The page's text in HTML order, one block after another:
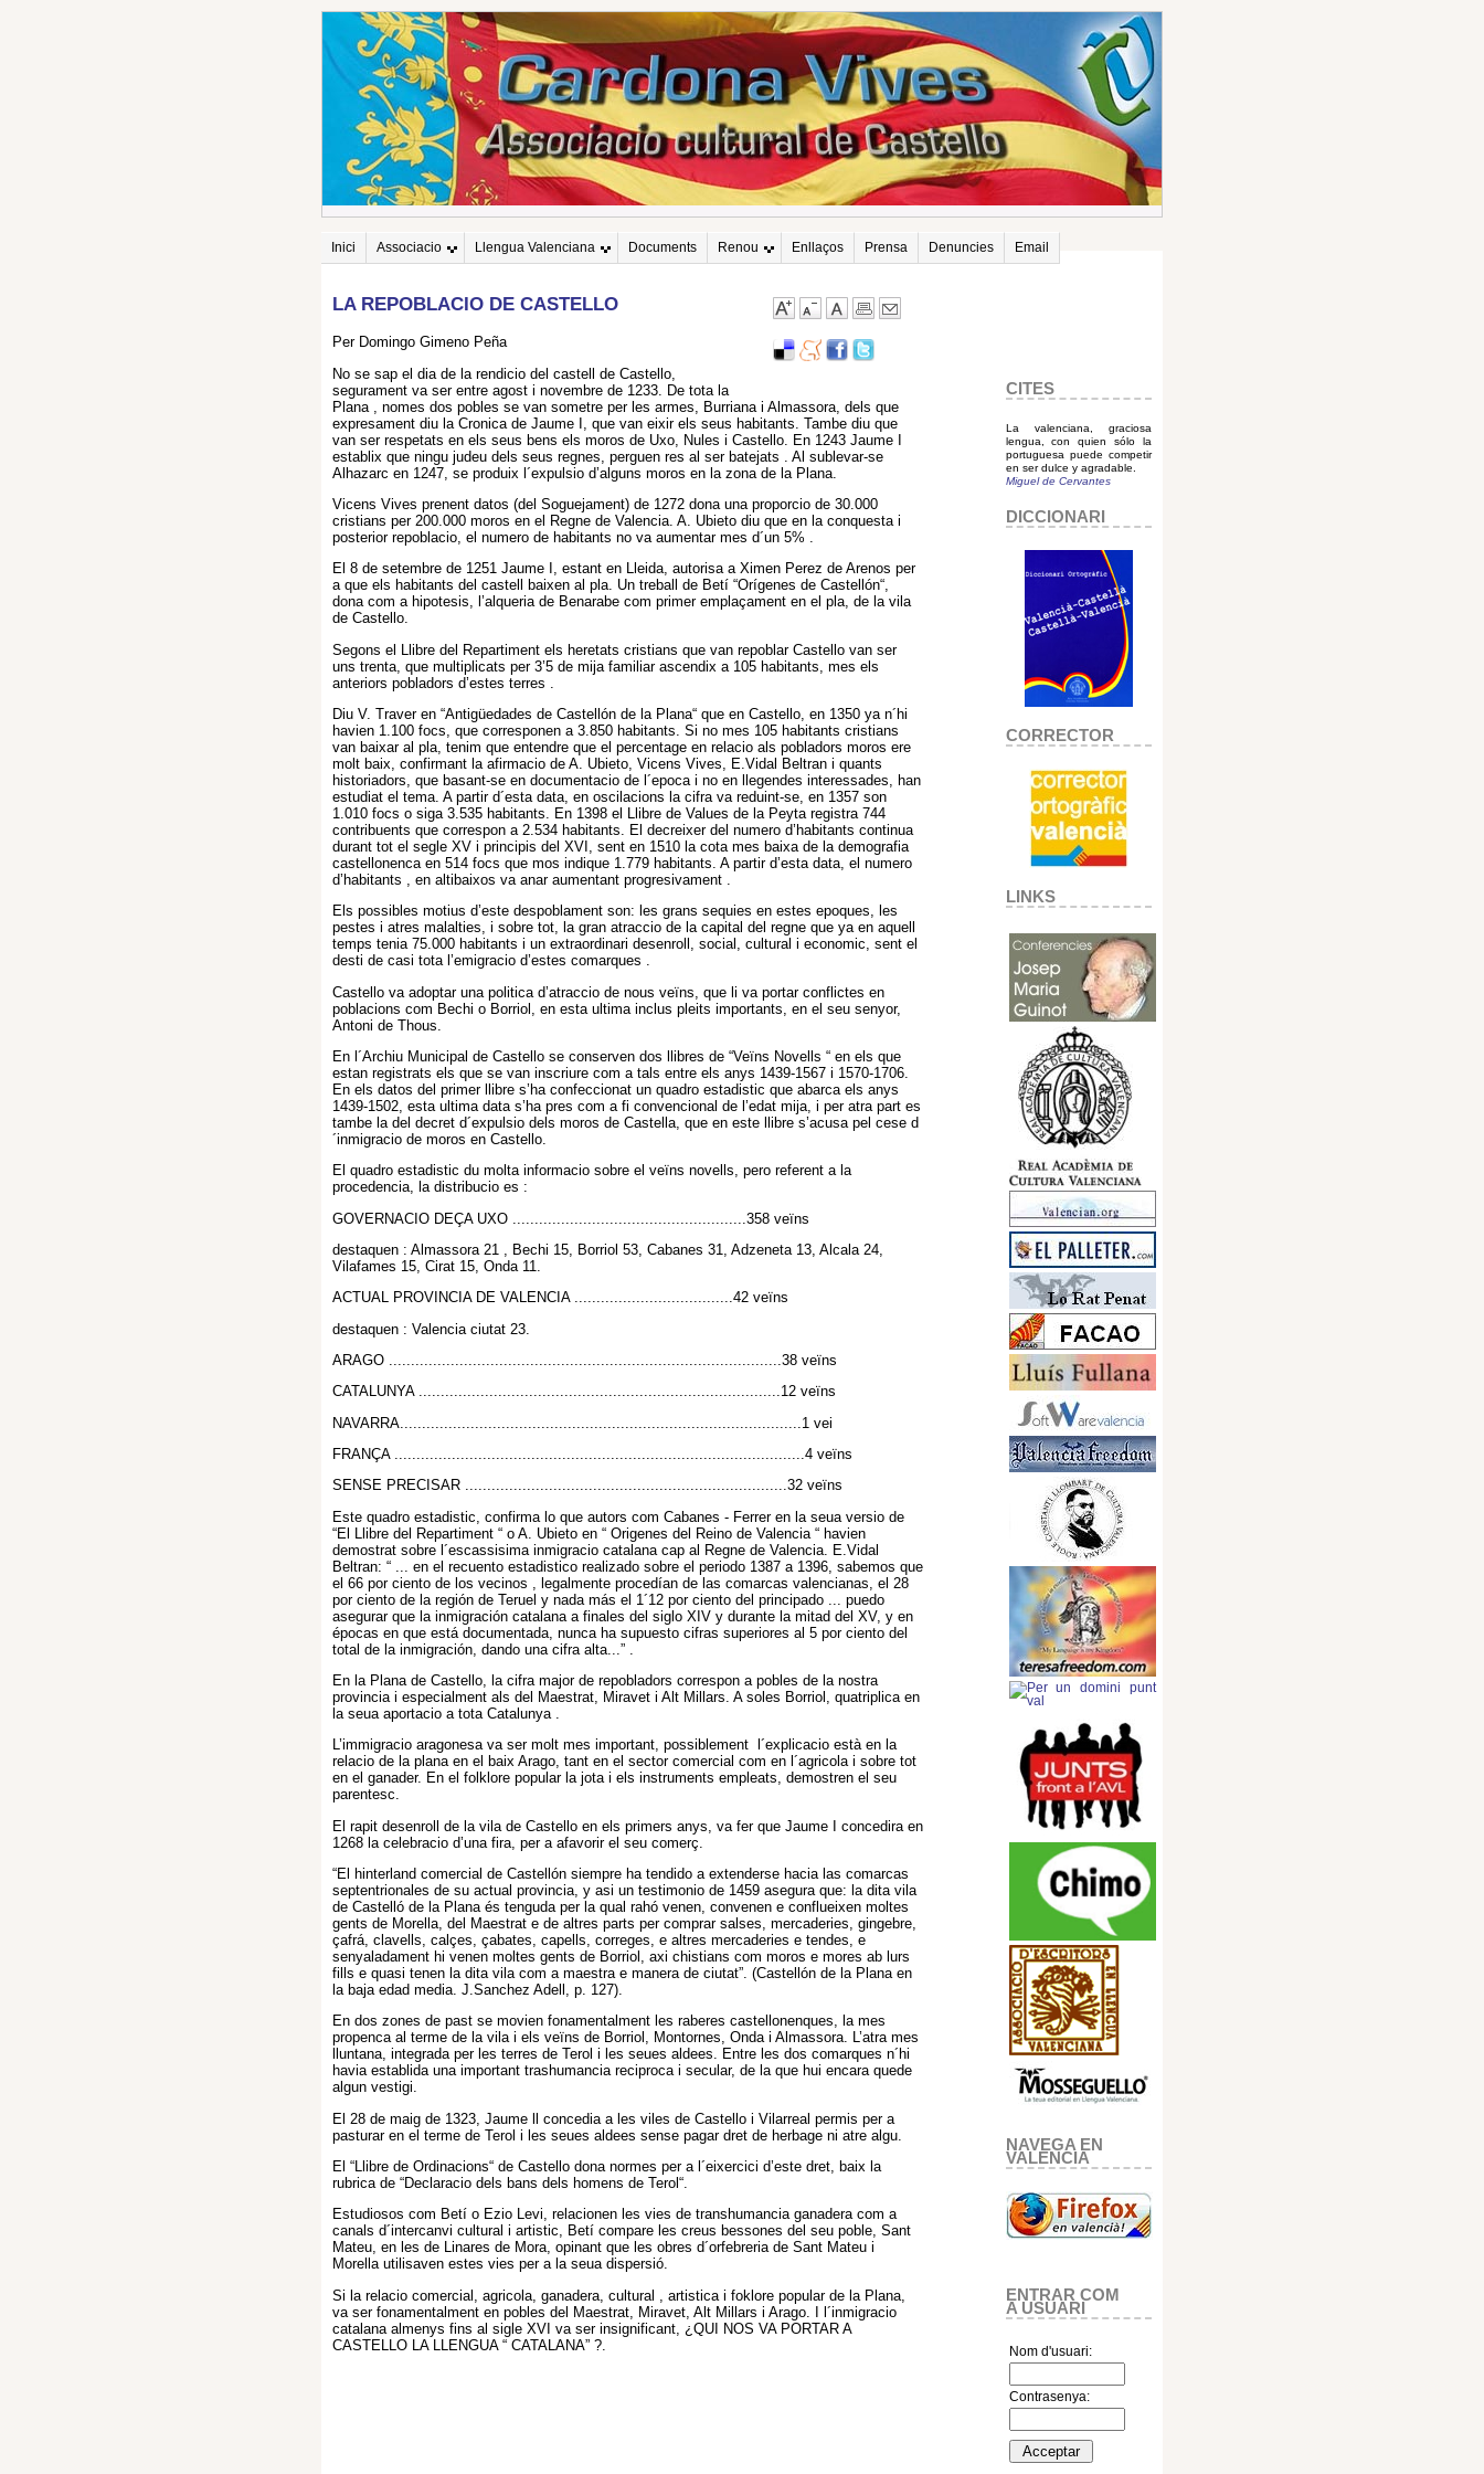
Inici Associacio Llengua Valenciana Documents Renou Enllaços Prensa Denuncies Email
LA REPOBLACIO DE CASTELLO
Per Domingo Gimeno Peña
No se sap el dia de la rendicio del castell de Castello,
segurament va ser entre agost i novembre de 1233. De tota la
Plana , nomes dos pobles se van sometre per les armes, Burriana i Almassora, dels que
expresament diu la Cronica de Jaume I, que van eixir els seus habitants. Tambe diu que
van ser respetats en els seus bens els moros de Uxo, Nules i Castello. En 1243 Jaume I
establix que ningu judeu dels seus regnes, perguen res al ser batejats . Al sublevar-se
Alhazarc en 1247, se produix l´expulsio d’alguns moros en la zona de la Plana.
Vicens Vives prenent datos (del Soguejament) de 1272 dona una proporcio de 30.000
cristians per 200.000 moros en el Regne de Valencia. A. Ubieto diu que en la conquesta i
posterior repoblacio, el numero de habitants no va aumentar mes d´un 5% .
El 8 de setembre de 1251 Jaume I, estant en Lleida, autorisa a Ximen Perez de Arenos per
a que els habitants del castell baixen al pla. Un treball de Betí “Orígenes de Castellón“,
dona com a hipotesis, l’alqueria de Benarabe com primer emplaçament en el pla, de la vila
de Castello.
Segons el Llibre del Repartiment els heretats cristians que van repoblar Castello van ser
uns trenta, que multiplicats per 3’5 de mija familiar ascendix a 105 habitants, mes els
anteriors pobladors d’estes terres .
Diu V. Traver en “Antigüedades de Castellón de la Plana“ que en Castello, en 1350 ya n´hi
havien 1.100 focs, que corresponen a 3.850 habitants. Si no mes 105 habitants cristians
van baixar al pla, tenim que entendre que el percentage en relacio als pobladors moros ere
molt baix, confirmant la afirmacio de A. Ubieto, Vicens Vives, E.Vidal Beltran i quants
historiadors, que basant-se en documentacio de l´epoca i no en llegendes interessades, han
estudiat el tema. A partir d´esta data, en oscilacions la cifra va reduint-se, en 1357 son
1.010 focs o siga 3.535 habitants. En 1398 el Llibre de Values de la Peyta registra 744
contribuents que correspon a 2.534 habitants. El decreixer del numero d’habitants continua
durant tot el segle XV i principis del XVI, sent en 1510 la cota mes baixa de la demografia
castellonenca en 514 focs que mos indique 1.779 habitants. A partir d’esta data, el numero
d’habitants , en altibaixos va anar aumentant progresivament .
Els possibles motius d’este despoblament son: les grans sequies en estes epoques, les
pestes i atres malalties, i sobre tot, la gran atraccio de la capital del regne que ya en aquell
temps tenia 75.000 habitants i un extraordinari desenroll, social, cultural i economic, sent el
desti de casi tota l’emigracio d’estes comarques .
Castello va adoptar una politica d’atraccio de nous veïns, que li va portar conflictes en
poblacions com Bechi o Borriol, en esta ultima inclus pleits importants, en el seu senyor,
Antoni de Thous.
En l´Archiu Municipal de Castello se conserven dos llibres de “Veïns Novells “ en els que
estan registrats els que se van inscriure com a tals entre els anys 1439-1567 i 1570-1706.
En els datos del primer llibre s’ha confeccionat un quadro estadistic que abarca els anys
1439-1502, esta ultima data s’ha pres com a fi convencional de l’edat mija, i per atra part es
tambe la del decret d´expulsio dels moros de Castella, que en este llibre s’acusa pel cese d
´inmigracio de moros en Castello.
El quadro estadistic du molta informacio sobre el veïns novells, pero referent a la
procedencia, la distribucio es :
GOVERNACIO DEÇA UXO .....................................................358 veïns
destaquen : Almassora 21 , Bechi 15, Borriol 53, Cabanes 31, Adzeneta 13, Alcala 24,
Vilafames 15, Cirat 15, Onda 11.
ACTUAL PROVINCIA DE VALENCIA ....................................42 veïns
destaquen : Valencia ciutat 23.
ARAGO .........................................................................................38 veïns
CATALUNYA ..................................................................................12 veïns
NAVARRA...........................................................................................1 vei
FRANÇA .............................................................................................4 veïns
SENSE PRECISAR .........................................................................32 veïns
Este quadro estadistic, confirma lo que autors com Cabanes - Ferrer en la seua versio de
“El Llibre del Repartiment “ o A. Ubieto en “ Origenes del Reino de Valencia “ havien
demostrat sobre l´escassisima inmigracio catalana cap al Regne de Valencia. E.Vidal
Beltran: “ ... en el recuento estadistico realizado sobre el periodo 1387 a 1396, sabemos que
el 66 por ciento de los vecinos , legalmente procedían de las comarcas valencianas, el 28
por ciento de la región de Teruel y nada más el 1´12 por ciento del principado ... puedo
asegurar que la inmigración catalana a finales del siglo XIV y durante la mitad del XV, y en
épocas en que está documentada, nunca ha supuesto cifras superiores al 5 por ciento del
total de la inmigración, dando una cifra alta...” .
En la Plana de Castello, la cifra major de repobladors correspon a pobles de la nostra
provincia i especialment als del Maestrat, Miravet i Alt Millars. A soles Borriol, quatriplica en
la seua aportacio a tota Catalunya .
L’immigracio aragonesa va ser molt mes important, possiblement l´explicacio està en la
relacio de la plana en el baix Arago, tant en el sector comercial com en l´agricola i sobre tot
en el ganader. En el folklore popular la jota i els instruments empleats, demostren el seu
parentesc.
El rapit desenroll de la vila de Castello en els primers anys, va fer que Jaume I concedira en
1268 la celebracio d’una fira, per a afavorir el seu comerç.
“El hinterland comercial de Castellón siempre ha tendido a extenderse hacia las comarcas
septentrionales de su actual provincia, y asi un testimonio de 1459 asegura que: la dita vila
de Castelló de la Plana és tenguda per la qual rahó venen, convenen e conflueixen moltes
gents de Morella, del Maestrat e de altres parts per comprar salses, mercaderies, gingebre,
çafrá, clavells, calçes, çabates, capells, correges, e altres mercaderies e tendes, e
senyaladament hi venen moltes gents de Borriol, axi chistians com moros e mores ab lurs
fills e quasi tenen la dita vila com a maestra e manera de ciutat”. (Castellón de la Plana en
la baja edad media. J.Sanchez Adell, p. 127).
En dos zones de past se movien fonamentalment les raberes castellonenques, la mes
propenca al terme de la vila i els veïns de Borriol, Montornes, Onda i Almassora. L’atra mes
lluntana, integrada per les terres de Terol i les seues aldees. Entre les dos comarques n´hi
havia establida una important trashumancia reciproca i secular, de la que hui encara quede
algun vestigi.
El 28 de maig de 1323, Jaume ll concedia a les viles de Castello i Vilarreal permis per a
pasturar en el terme de Terol i les seues aldees sense pagar dret de herbage ni atre algu.
El “Llibre de Ordinacions“ de Castello dona normes per a l´eixercici d’este dret, baix la
rubrica de “Declaracio dels bans dels homens de Terol“.
Estudiosos com Betí o Ezio Levi, relacionen les vies de transhumancia ganadera com a
canals d´intercanvi cultural i artistic, Betí compare les creus bessones del seu poble, Sant
Mateu, en les de Linares de Mora, opinant que les obres d´orfebreria de Sant Mateu i
Morella utilisaven estes vies per a la seua dispersió.
Si la relacio comercial, agricola, ganadera, cultural , artistica i foklore popular de la Plana,
va ser fonamentalment en pobles del Maestrat, Miravet, Alt Millars i Arago. I l´inmigracio
catalana almenys fins al sigle XVI va ser insignificant, ¿QUI NOS VA PORTAR A
CASTELLO LA LLENGUA “ CATALANA” ?.
CITES
La valenciana, graciosa
lengua, con quien sólo la
portuguesa puede competir
en ser dulce y agradable.
Miguel de Cervantes
DICCIONARI
CORRECTOR
LINKS
NAVEGA EN
VALENCIA
ENTRAR COM
A USUARI
Nom d'usuari:
Contrasenya: